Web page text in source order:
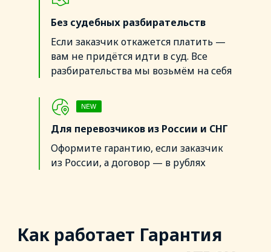
Для перевозчиков из России и СНГ
Оформите гарантию, если заказчик
из России, а договор — в рублях
Без судебных разбирательств
Если заказчик откажется платить —
вам не придётся идти в суд. Все
разбирательства мы возьмём на себя
Как работает Гарантия
оплаты перевозки ATI.SU
До даты разгрузки